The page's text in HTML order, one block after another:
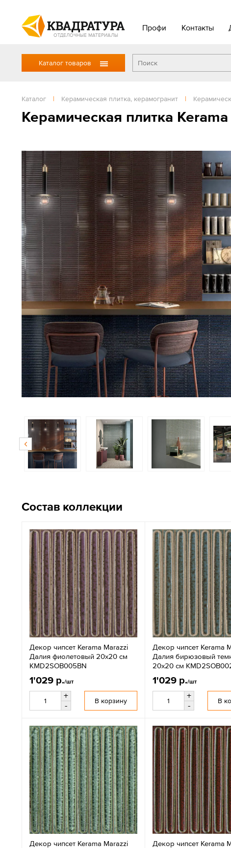
ОТДЕЛОЧНЫЕ МАТЕРИАЛЫ
Профи Контакты
Каталог товаров
Каталог | Керамическая плитка, керамогранит |
Керамическая плитка
Состав коллекции
Декор чипсет Kerama Marazzi
Далия фиолетовый 20x20 см
KMD2SOB005BN
1'029 р./шт
+
-
В корзину
Декор чипсет Kerama
Далия бирюзовый
20x20 см
1'029 р./шт
+
-
В
Декор чипсет Kerama Marazzi
Декор чипсет Kerama